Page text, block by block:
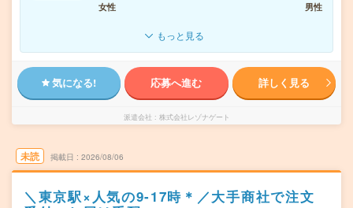
女性
男性
もっと見る
気になる! 応募へ進む 詳しく見る
派遣会社 株式会社レゾナゲート
未読 掲載日 2026/08/06
＼東京駅×人気の9-17時＊／大手商社で注文